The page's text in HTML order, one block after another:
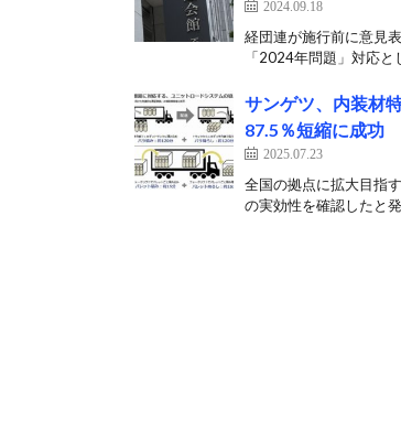
2024.09.18
経団連が施行前に意見
「2024年問題」対応
サンゲツ、内装材
87.5％短縮に成功
2025.07.23
全国の拠点に拡大目指
の実効性を確認したと